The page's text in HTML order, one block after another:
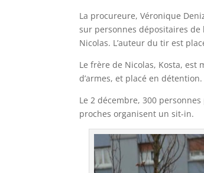
La procureure, Véronique
sur personnes dépositaires de
Nicolas. L’auteur du tir est
Le frère de Nicolas, Kosta, est
d’armes, et placé en détention.
Le 2 décembre, 300
proches organisent un sit-in.